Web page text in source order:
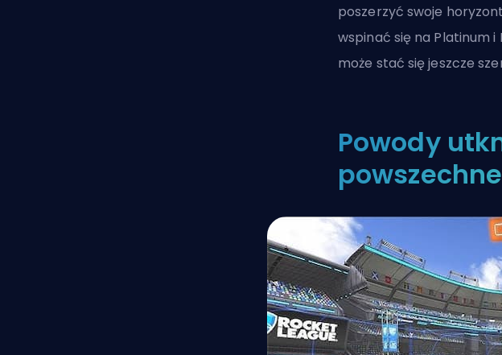
poszerzyć swoje
wspinać się na Platinum
może stać się jeszcze
Powody